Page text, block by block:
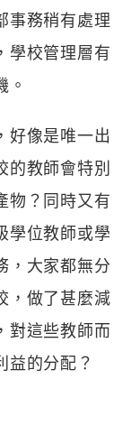
事務稍有處理
學校管理層有
。
好像是唯一出
的教師會特別
物？同時又有
學位教師或學
，大家都無分
，做了甚麼減
對這些教師而
益的分配？